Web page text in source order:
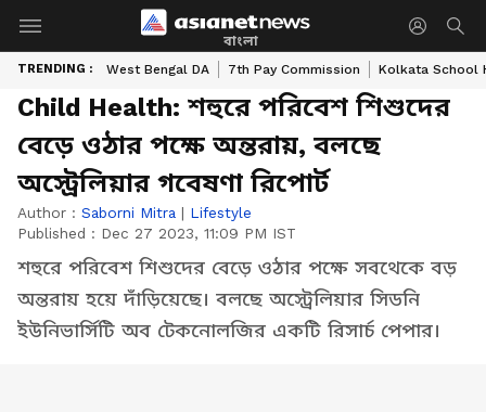
বাংলা
TRENDING : West Bengal DA 7th Pay Commission Kolkata School
Child Health: শহুরে পরিবেশ শিশুদের
বেড়ে ওঠার পক্ষে অন্তরায়, বলছে
অস্ট্রেলিয়ার গবেষণা রিপোর্ট
Author : Saborni Mitra | Lifestyle
Published : Dec 27 2023, 11:09 PM IST
শহুরে পরিবেশ শিশুদের বেড়ে ওঠার পক্ষে সবথেকে বড়
অন্তরায় হয়ে দাঁড়িয়েছে। বলছে অস্ট্রেলিয়ার সিডনি
ইউনিভার্সিটি অব টেকনোলজির একটি রিসার্চ পেপার।